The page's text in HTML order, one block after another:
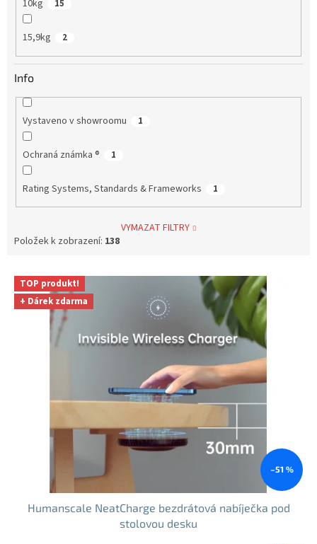
10kg 15
15,9kg 2
Info
Vystaveno v showroomu 1
Ochraná známka ® 1
Rating Systems, Standards & Frameworks 1
VYMAZAT FILTRY
Položek k zobrazení: 138
V
p
TOP produkt!
+ Dárek zdarma
–51 %
Humanscale NeatCharge bezdrátová nabíječka pod
stolovou desku